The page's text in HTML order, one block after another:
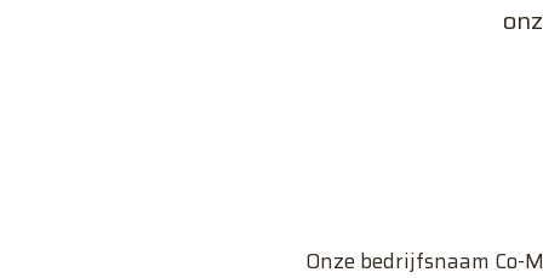
Onze bedrijfsnaam Co-